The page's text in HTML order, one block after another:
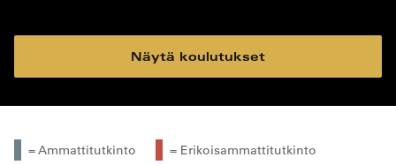
Näytä koulutukset
= Ammattitutkinto
= Erikoisammattitutkinto